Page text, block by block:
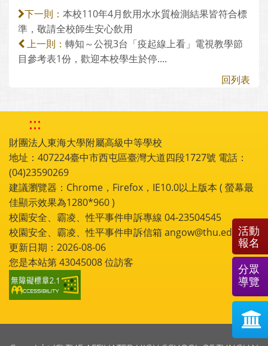
下一則： 本校110年4月飲用水水質檢測結果皆符合標
準，敬請全校師生安心飲用
上一則： 轉知～公視3台「疫起線上看」電視教學節
目參考表1份，歡迎本校學生於停....
回列表
:::
財團法人東海大學附屬高級中等學校
地址：407224臺中市西屯區臺灣大道四段1727號 電話：
(04)23590269
建議瀏覽器：Chrome，Firefox，IE10.0以上版本 ( 螢幕最
佳顯示效果為1280*960 )
校園安全、霸凌、性平事件申訴專線 04-23504545
校園安全、霸凌、性平事件申訴信箱 angow@thu.edu.tw
更新日期：2026-08-06
您是本站第43045008位訪客
活動
報名
分眾
導覽